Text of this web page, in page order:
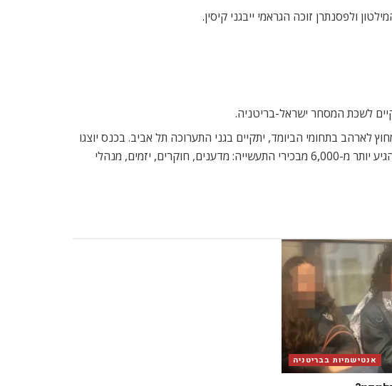
ולפסנתרן זוכה הגראמי ייבגני קיסין.
לארהב בתחומי הביומד, יתקיים בגני התערוכה תל אביב. בכנס יוצגו
טכנולוגיות, מוצרים חדשים ופיתוחים אחרונים בתחום מהארץ ומהעולם. לכנס, שמתקיים זו השנה ה-13, צפויים להגיע יותר מ-6,000 מבכירי התעשייה: מדענים, חוקרים, יזמים, מנהלי
אנטישמיות בבריטניה